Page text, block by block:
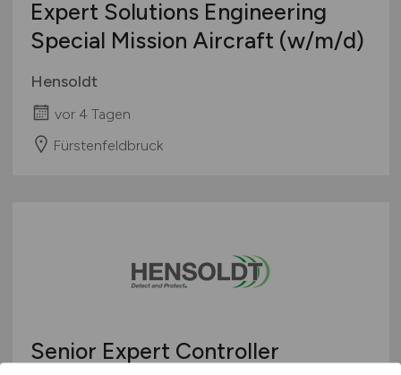
Expert Solutions Engineering
Special Mission Aircraft (w/m/d)
Hensoldt
vor 4 Tagen
Fürstenfeldbruck
Senior Expert Controller